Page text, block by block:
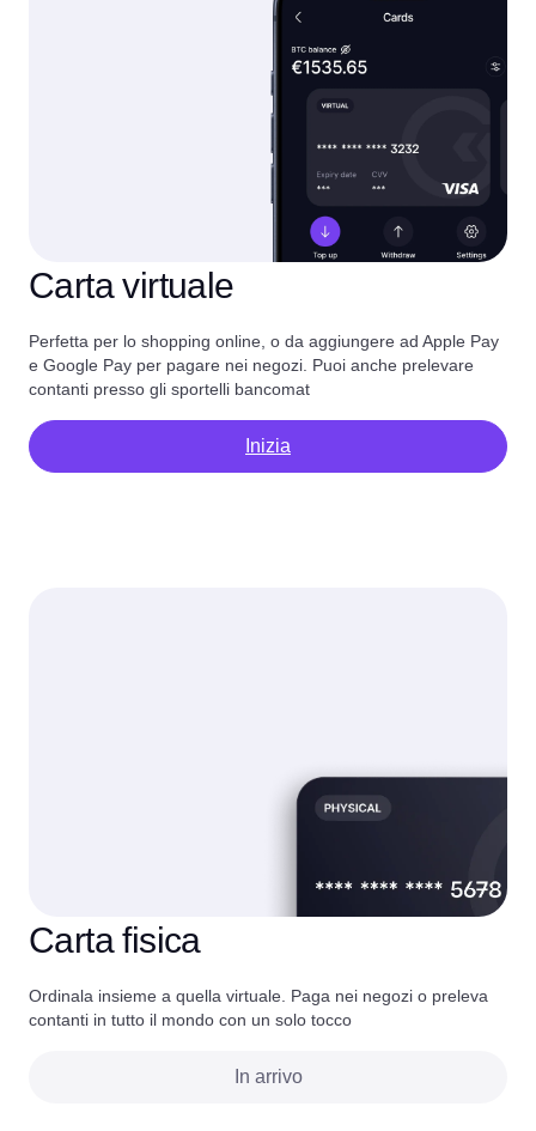
Carta virtuale
Perfetta per lo shopping online, o da aggiungere ad Apple Pay
e Google Pay per pagare nei negozi. Puoi anche prelevare
contanti presso gli sportelli bancomat
Inizia
Carta fisica
Ordinala insieme a quella virtuale. Paga nei negozi o preleva
contanti in tutto il mondo con un solo tocco
In arrivo